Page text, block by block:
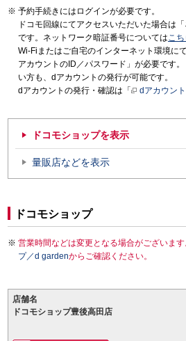
予約手続きにはログインが必要です。
ドコモ回線にてアクセスいただいた場合は
です。ネットワーク暗証番号についてはこち
Wi-Fiまたはご自宅のインターネット環境に
アカウントのID／パスワード」が必要です
い方も、dアカウントの発行が可能です。
dアカウントの発行・確認は「
dアカウン
ドコモショップを表示
量販店などを表示
ドコモショップ
営業時間などは変更となる場合がございま
プ／d gardenからご確認ください。
店舗名
ドコモショップ豊後高田店